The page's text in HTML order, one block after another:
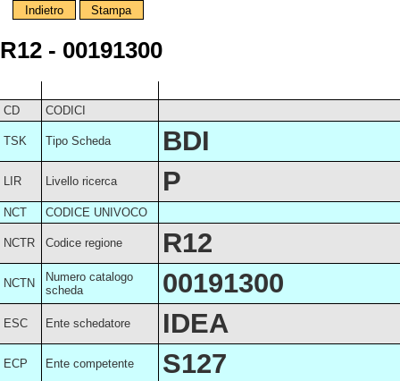
Indietro Stampa
R12 - 00191300
CD CODICI
TSK Tipo Scheda BDI
LIR Livello ricerca P
NCT CODICE UNIVOCO
NCTR Codice regione R12
NCTN
Numero catalogo
scheda
00191300
ESC Ente schedatore IDEA
ECP Ente competente S127